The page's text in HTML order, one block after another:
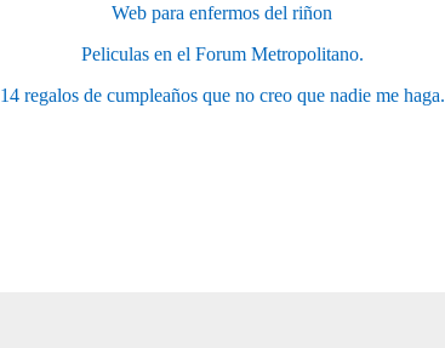
Web para enfermos del riñon
Peliculas en el Forum Metropolitano.
14 regalos de cumpleaños que no creo que nadie me haga.